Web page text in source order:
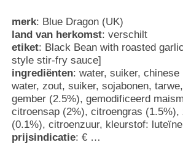
merk: Blue Dragon (UK)
land van herkomst: verschilt
etiket: Black Bean with roasted
style stir-fry sauce]
ingrediënten: water, suiker,
water, zout, suiker, sojabonen,
gember (2.5%), gemodificeerd
citroensap (2%), citroengras (1.5%),
(0.1%), citroenzuur, kleurstof: luteïne
prijsindicatie: € …